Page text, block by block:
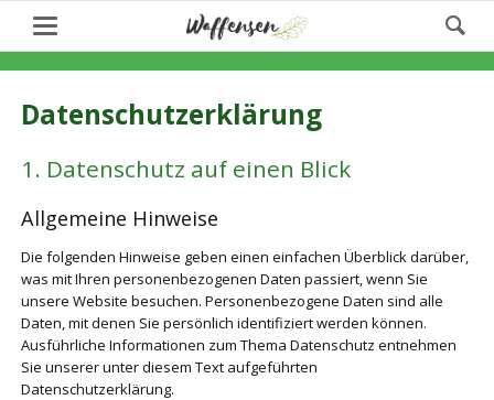
Datenschutzerklärung
1. Datenschutz auf einen Blick
Allgemeine Hinweise
Die folgenden Hinweise geben einen einfachen Überblick darüber,
was mit Ihren personenbezogenen Daten passiert, wenn Sie
unsere Website besuchen. Personenbezogene Daten sind alle
Daten, mit denen Sie persönlich identifiziert werden können.
Ausführliche Informationen zum Thema Datenschutz entnehmen
Sie unserer unter diesem Text aufgeführten
Datenschutzerklärung.